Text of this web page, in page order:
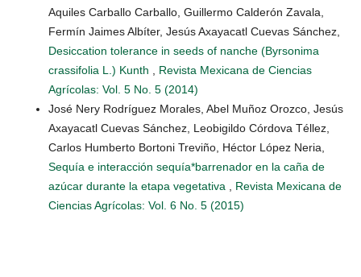
Aquiles Carballo Carballo, Guillermo Calderón Zavala,
Fermín Jaimes Albíter, Jesús Axayacatl Cuevas Sánchez,
Desiccation tolerance in seeds of nanche (Byrsonima
crassifolia L.) Kunth
Revista Mexicana de Ciencias
Agrícolas: Vol. 5 No. 5 (2014)
José Nery Rodríguez Morales, Abel Muñoz Orozco, Jesús
Axayacatl Cuevas Sánchez, Leobigildo Córdova Téllez,
Carlos Humberto Bortoni Treviño, Héctor López Neria,
Sequía e interacción sequía*barrenador en la caña de
azúcar durante la etapa vegetativa
Revista Mexicana de
Ciencias Agrícolas: Vol. 6 No. 5 (2015)